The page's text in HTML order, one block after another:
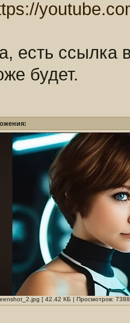
есть ссылка
будет.
[ 42.42 КБ | Просмотров: